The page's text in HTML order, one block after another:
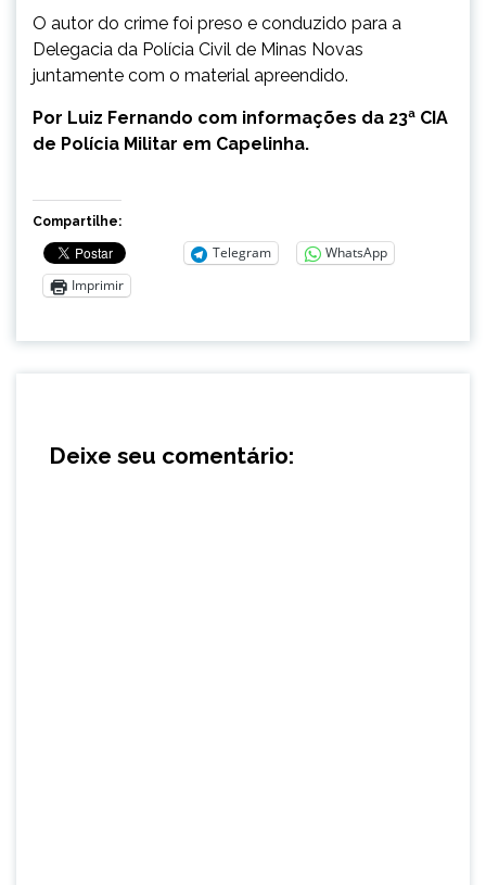
O autor do crime foi preso e conduzido para a
Delegacia da Polícia Civil de Minas Novas
juntamente com o material apreendido.
Por Luiz Fernando com informações da 23ª CIA
de Polícia Militar em Capelinha.
Compartilhe:
Telegram
WhatsApp
Imprimir
Deixe seu comentário: